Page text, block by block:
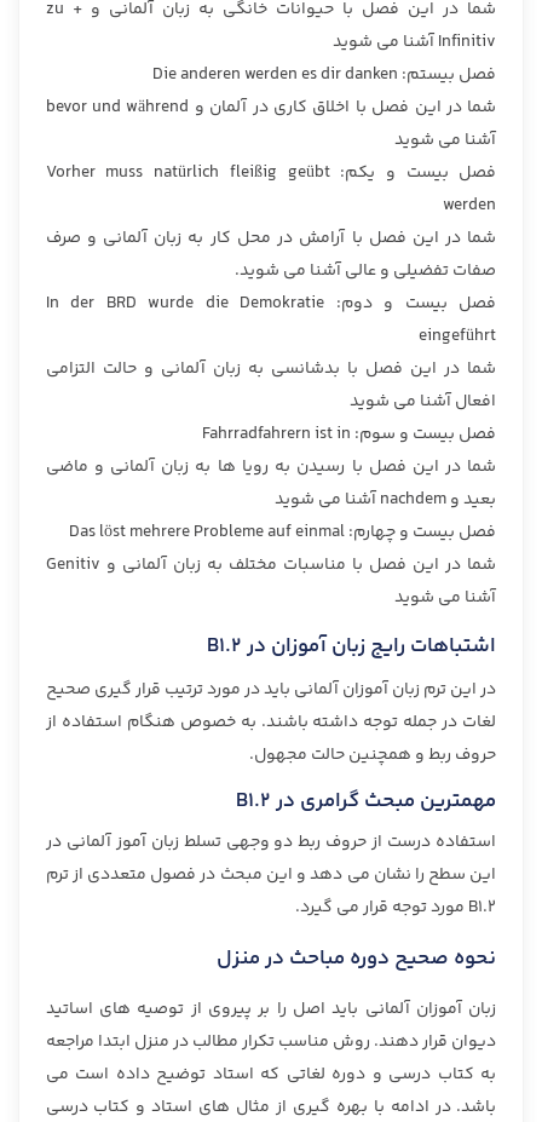
شما در این فصل با حیوانات خانگی به زبان آلمانی و zu +
Infinitiv آشنا می شوید
فصل بیستم: Die anderen werden es dir danken
شما در این فصل با اخلاق کاری در آلمان و bevor und während
آشنا می شوید
فصل بیست و یکم: Vorher muss natürlich fleißig geübt
werden
شما در این فصل با آرامش در محل کار به زبان آلمانی و صرف
صفات تفضیلی و عالی آشنا می شوید.
فصل بیست و دوم: In der BRD wurde die Demokratie
eingeführt
شما در این فصل با بدشانسی به زبان آلمانی و حالت التزامی
افعال آشنا می شوید
فصل بیست و سوم: Fahrradfahrern ist in
شما در این فصل با رسیدن به رویا ها به زبان آلمانی و ماضی
بعید و nachdem آشنا می شوید
فصل بیست و چهارم: Das löst mehrere Probleme auf einmal
شما در این فصل با مناسبات مختلف به زبان آلمانی و Genitiv
آشنا می شوید
اشتباهات رايج زبان آموزان در B1.2
در این ترم زبان آموزان آلمانی باید در مورد ترتیب قرار گیری صحیح
لغات در جمله توجه داشته باشند. به خصوص هنگام استفاده از
حروف ربط و همچنین حالت مجهول.
مهمترین مبحث گرامری در B1.2
استفاده درست از حروف ربط دو وجهی تسلط زبان آموز آلمانی در
این سطح را نشان می دهد و این مبحث در فصول متعددی از ترم
B1.2 مورد توجه قرار می گیرد.
نحوه صحیح دوره مباحث در منزل
زبان آموزان آلمانی باید اصل را بر پیروی از توصیه های اساتید
دیوان قرار دهند. روش مناسب تکرار مطالب در منزل ابتدا مراجعه
به کتاب درسی و دوره لغاتی که استاد توضیح داده است می
باشد. در ادامه با بهره گیری از مثال های استاد و کتاب درسی